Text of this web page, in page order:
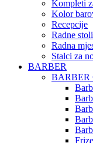
Kompleti
Kolor
Recepcije
Radne
Radna
Stalci za
BARBER
BARBER